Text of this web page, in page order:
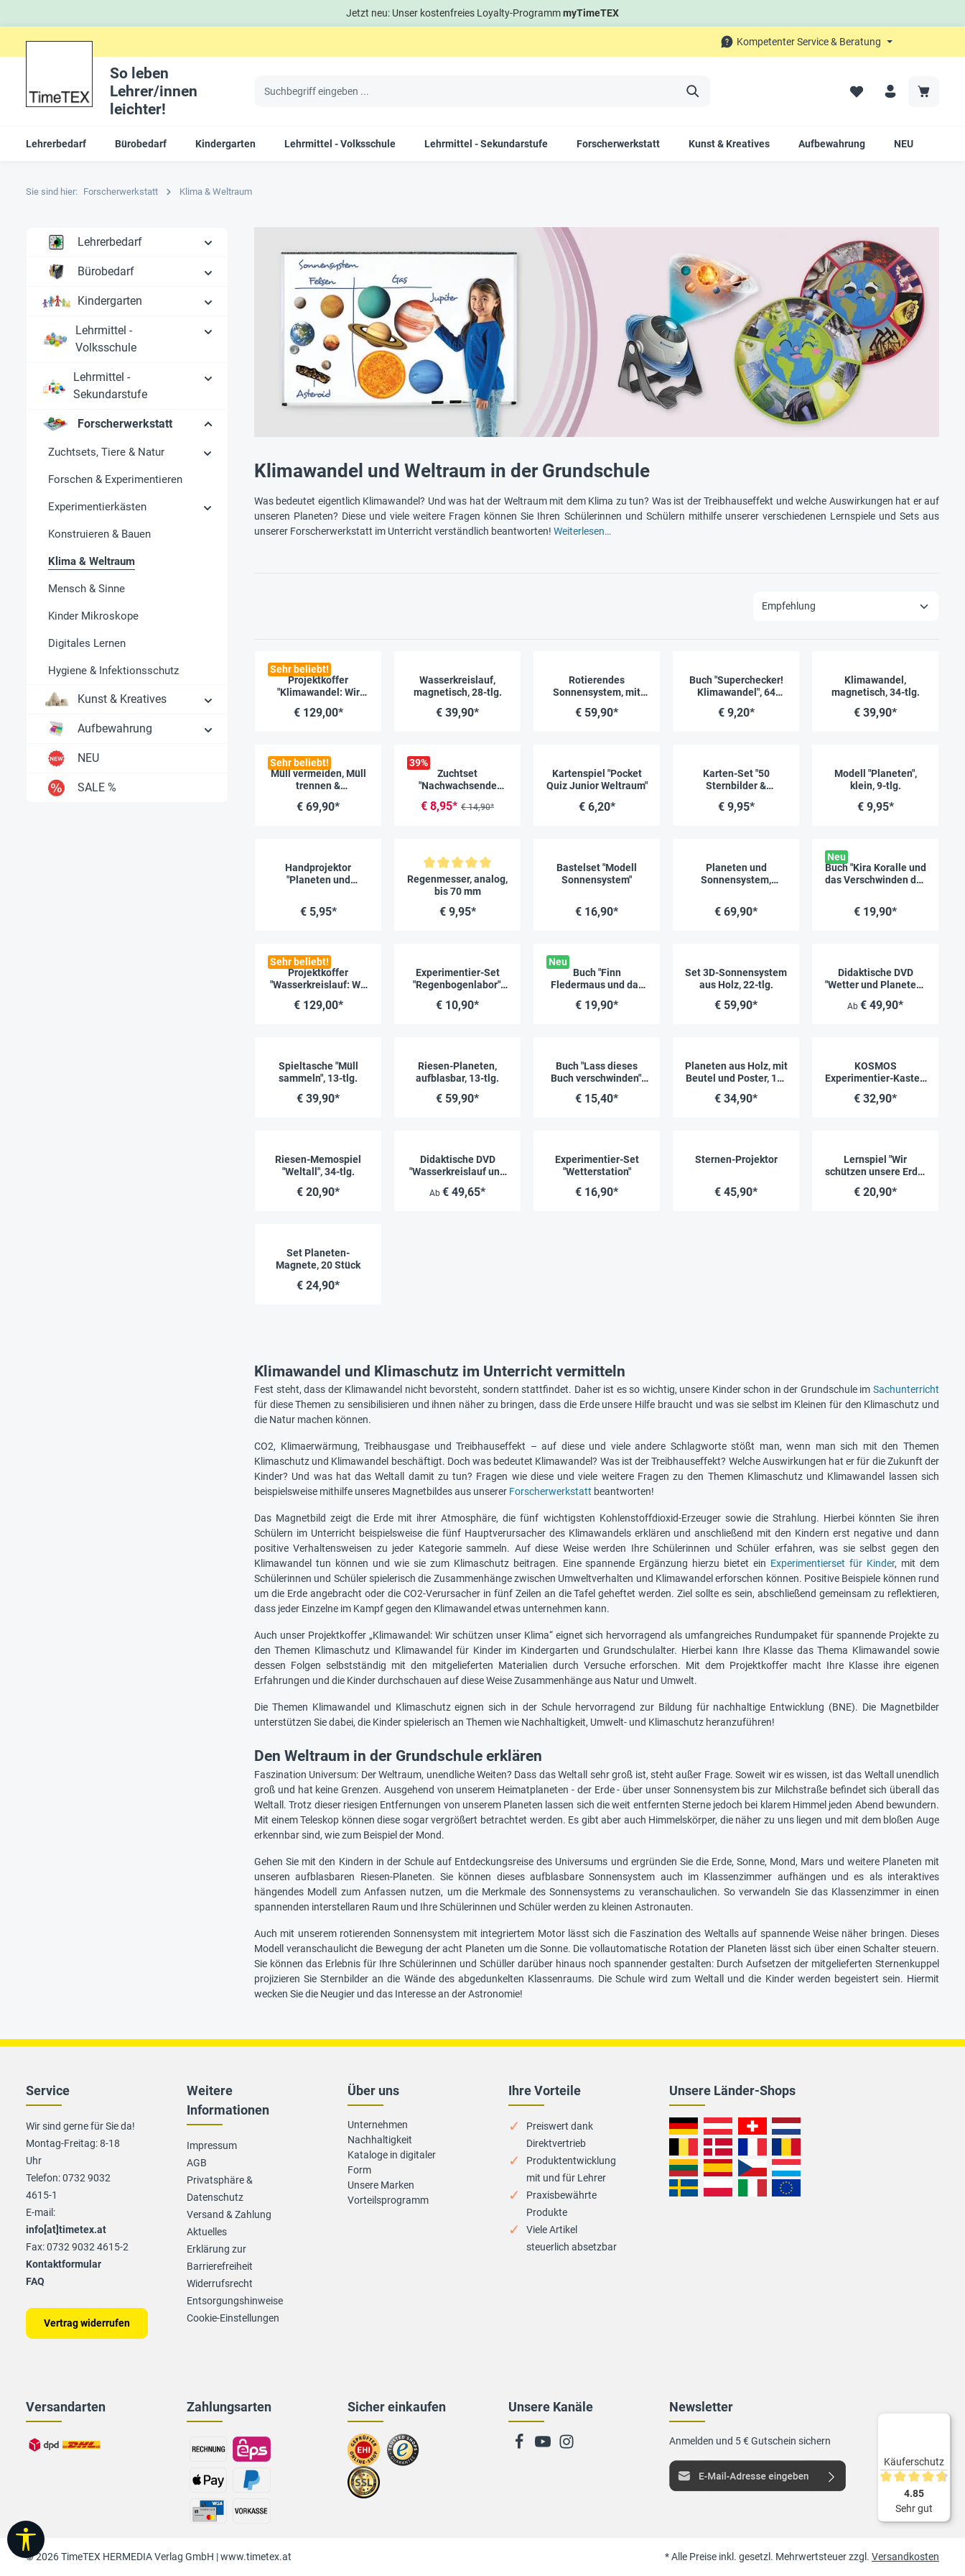
Jetzt neu: Unser kostenfreies Loyalty-ProgrammmyTimeTEX
Kompetenter Service & Beratung
So leben
Lehrer/innen
leichter!
Lehrerbedarf Bürobedarf Kindergarten Lehrmittel - Volksschule Lehrmittel - Sekundarstufe Forscherwerkstatt Kunst & Kreatives Aufbewahrung NEU
Sie sind hier: Forscherwerkstatt Klima & Weltraum
Lehrerbedarf
Bürobedarf
Kindergarten
Lehrmittel -
Volksschule
Lehrmittel -
Sekundarstufe
Forscherwerkstatt
Zuchtsets, Tiere & Natur
Forschen & Experimentieren
Experimentierkästen
Konstruieren & Bauen
Klima & Weltraum
Mensch & Sinne
Kinder Mikroskope
Digitales Lernen
Hygiene & Infektionsschutz
Kunst & Kreatives
Aufbewahrung
NEU
SALE %
Klimawandel und Weltraum in der Grundschule
Was bedeutet eigentlich Klimawandel? Und was hat der Weltraum mit dem Klima zu tun? Was ist der Treibhauseffekt und welche Auswirkungen hat er auf
unseren Planeten? Diese und viele weitere Fragen können Sie Ihren Schülerinnen und Schülern mithilfe unserer verschiedenen Lernspiele und Sets aus
unserer Forscherwerkstatt im Unterricht verständlich beantworten! Weiterlesen…
Sehr beliebt!
Projektkoffer
"Klimawandel: Wir
94-tlg.
€ 129,00*
Wasserkreislauf,
magnetisch, 28-tlg.
€ 39,90*
Rotierendes
Sonnensystem, mit
€ 59,90*
Buch "Superchecker!
Klimawandel", 64
€ 9,20*
Klimawandel,
magnetisch, 34-tlg.
€ 39,90*
Sehr beliebt!
Müll vermeiden, Müll
trennen &
magnetisch, 79-tlg.
€ 69,90*
39%
Zuchtset
"Nachwachsende
€ 8,95* € 14,90*
Kartenspiel "Pocket
Quiz Junior Weltraum"
€ 6,20*
Karten-Set "50
Sternbilder &
und bestimmen"
€ 9,95*
Modell "Planeten",
klein, 9-tlg.
€ 9,95*
Handprojektor
"Planeten und
€ 5,95*
Durchschnittliche Bewertung von 5 von 5 Sternen
Regenmesser, analog,
bis 70 mm
€ 9,95*
Bastelset "Modell
Sonnensystem"
€ 16,90*
Planeten und
Sonnensystem,
€ 69,90*
Neu
Buch "Kira Koralle und
das Verschwinden der
Seiten
€ 19,90*
Sehr beliebt!
Projektkoffer
"Wasserkreislauf: Wir
Wasser", 43-tlg.
€ 129,00*
Experimentier-Set
"Regenbogenlabor",
€ 10,90*
Neu
Buch "Finn
Fledermaus und das
48 Seiten
€ 19,90*
Set 3D-Sonnensystem
aus Holz, 22-tlg.
€ 59,90*
Didaktische DVD
"Wetter und Planeten",
Ab € 49,90*
Spieltasche "Müll
sammeln", 13-tlg.
€ 39,90*
Riesen-Planeten,
aufblasbar, 13-tlg.
€ 59,90*
Buch "Lass dieses
Buch verschwinden",
€ 15,40*
Planeten aus Holz, mit
Beutel und Poster, 12-
€ 34,90*
KOSMOS
Experimentier-Kasten
€ 32,90*
Riesen-Memospiel
"Weltall", 34-tlg.
€ 20,90*
Didaktische DVD
"Wasserkreislauf und
tabletfähig
Ab € 49,65*
Experimentier-Set
"Wetterstation"
€ 16,90*
Sternen-Projektor
€ 45,90*
Lernspiel "Wir
schützen unsere Erde:
tlg.
€ 20,90*
Set Planeten-
Magnete, 20 Stück
€ 24,90*
Klimawandel und Klimaschutz im Unterricht vermitteln
Fest steht, dass der Klimawandel nicht bevorsteht, sondern stattfindet. Daher ist es so wichtig, unsere Kinder schon in der Grundschule im Sachunterricht
für diese Themen zu sensibilisieren und ihnen näher zu bringen, dass die Erde unsere Hilfe braucht und was sie selbst im Kleinen für den Klimaschutz und
die Natur machen können.
CO2, Klimaerwärmung, Treibhausgase und Treibhauseffekt – auf diese und viele andere Schlagworte stößt man, wenn man sich mit den Themen
Klimaschutz und Klimawandel beschäftigt. Doch was bedeutet Klimawandel? Was ist der Treibhauseffekt? Welche Auswirkungen hat er für die Zukunft der
Kinder? Und was hat das Weltall damit zu tun? Fragen wie diese und viele weitere Fragen zu den Themen Klimaschutz und Klimawandel lassen sich
beispielsweise mithilfe unseres Magnetbildes aus unserer Forscherwerkstatt beantworten!
Das Magnetbild zeigt die Erde mit ihrer Atmosphäre, die fünf wichtigsten Kohlenstoffdioxid-Erzeuger sowie die Strahlung. Hierbei könnten Sie ihren
Schülern im Unterricht beispielsweise die fünf Hauptverursacher des Klimawandels erklären und anschließend mit den Kindern erst negative und dann
positive Verhaltensweisen zu jeder Kategorie sammeln. Auf diese Weise werden Ihre Schülerinnen und Schüler erfahren, was sie selbst gegen den
Klimawandel tun können und wie sie zum Klimaschutz beitragen. Eine spannende Ergänzung hierzu bietet ein Experimentierset für Kinder, mit dem
Schülerinnen und Schüler spielerisch die Zusammenhänge zwischen Umweltverhalten und Klimawandel erforschen können. Positive Beispiele können rund
um die Erde angebracht oder die CO2-Verursacher in fünf Zeilen an die Tafel geheftet werden. Ziel sollte es sein, abschließend gemeinsam zu reflektieren,
dass jeder Einzelne im Kampf gegen den Klimawandel etwas unternehmen kann.
Auch unser Projektkoffer „Klimawandel: Wir schützen unser Klima“ eignet sich hervorragend als umfangreiches Rundumpaket für spannende Projekte zu
den Themen Klimaschutz und Klimawandel für Kinder im Kindergarten und Grundschulalter. Hierbei kann Ihre Klasse das Thema Klimawandel sowie
dessen Folgen selbstständig mit den mitgelieferten Materialien durch Versuche erforschen. Mit dem Projektkoffer macht Ihre Klasse ihre eigenen
Erfahrungen und die Kinder durchschauen auf diese Weise Zusammenhänge aus Natur und Umwelt.
Die Themen Klimawandel und Klimaschutz eignen sich in der Schule hervorragend zur Bildung für nachhaltige Entwicklung (BNE). Die Magnetbilder
unterstützen Sie dabei, die Kinder spielerisch an Themen wie Nachhaltigkeit, Umwelt- und Klimaschutz heranzuführen!
Den Weltraum in der Grundschule erklären
Faszination Universum: Der Weltraum, unendliche Weiten? Dass das Weltall sehr groß ist, steht außer Frage. Soweit wir es wissen, ist das Weltall unendlich
groß und hat keine Grenzen. Ausgehend von unserem Heimatplaneten - der Erde - über unser Sonnensystem bis zur Milchstraße befindet sich überall das
Weltall. Trotz dieser riesigen Entfernungen von unserem Planeten lassen sich die weit entfernten Sterne jedoch bei klarem Himmel jeden Abend bewundern.
Mit einem Teleskop können diese sogar vergrößert betrachtet werden. Es gibt aber auch Himmelskörper, die näher zu uns liegen und mit dem bloßen Auge
erkennbar sind, wie zum Beispiel der Mond.
Gehen Sie mit den Kindern in der Schule auf Entdeckungsreise des Universums und ergründen Sie die Erde, Sonne, Mond, Mars und weitere Planeten mit
unseren aufblasbaren Riesen-Planeten. Sie können dieses aufblasbare Sonnensystem auch im Klassenzimmer aufhängen und es als interaktives
hängendes Modell zum Anfassen nutzen, um die Merkmale des Sonnensystems zu veranschaulichen. So verwandeln Sie das Klassenzimmer in einen
spannenden interstellaren Raum und Ihre Schülerinnen und Schüler werden zu kleinen Astronauten.
Auch mit unserem rotierenden Sonnensystem mit integriertem Motor lässt sich die Faszination des Weltalls auf spannende Weise näher bringen. Dieses
Modell veranschaulicht die Bewegung der acht Planeten um die Sonne. Die vollautomatische Rotation der Planeten lässt sich über einen Schalter steuern.
Sie können das Erlebnis für Ihre Schülerinnen und Schüller darüber hinaus noch spannender gestalten: Durch Aufsetzen der mitgelieferten Sternenkuppel
projizieren Sie Sternbilder an die Wände des abgedunkelten Klassenraums. Die Schule wird zum Weltall und die Kinder werden begeistert sein. Hiermit
wecken Sie die Neugier und das Interesse an der Astronomie!
Unsere Kanäle
Ihre Vorteile
Preiswert dank
Direktvertrieb
Produktentwicklung
mit und für Lehrer
Praxisbewährte
Produkte
Viele Artikel
steuerlich absetzbar
Unsere Länder-Shops
Sicher einkaufen
Zum
EHI-
Zertifikat
Zu
trusted
Über uns
Unternehmen
Nachhaltigkeit
Kataloge in digitaler
Form
Unsere Marken
Vorteilsprogramm
Newsletter
Anmelden und 5 € Gutschein sichern
Service
Wir sind gerne für Sie da!
Montag-Freitag: 8-18
Uhr
Telefon: 0732 9032
4615-1
E-mail:
info[at]timetex.at
Fax: 0732 9032 4615-2
Kontaktformular
FAQ
Vertrag widerrufen
Weitere
Informationen
Impressum
AGB
Privatsphäre &
Datenschutz
Versand & Zahlung
Aktuelles
Erklärung zur
Barrierefreiheit
Widerrufsrecht
Entsorgungshinweise
Cookie-Einstellungen
Zahlungsarten
Versandarten
© 2026 TimeTEX HERMEDIA Verlag GmbH |www.timetex.at * Alle Preise inkl. gesetzl. Mehrwertsteuer zzgl. Versandkosten
Werkzeugleiste anzeigen
Käuferschutz
Durchschnittliche
4.85
Sehr gut